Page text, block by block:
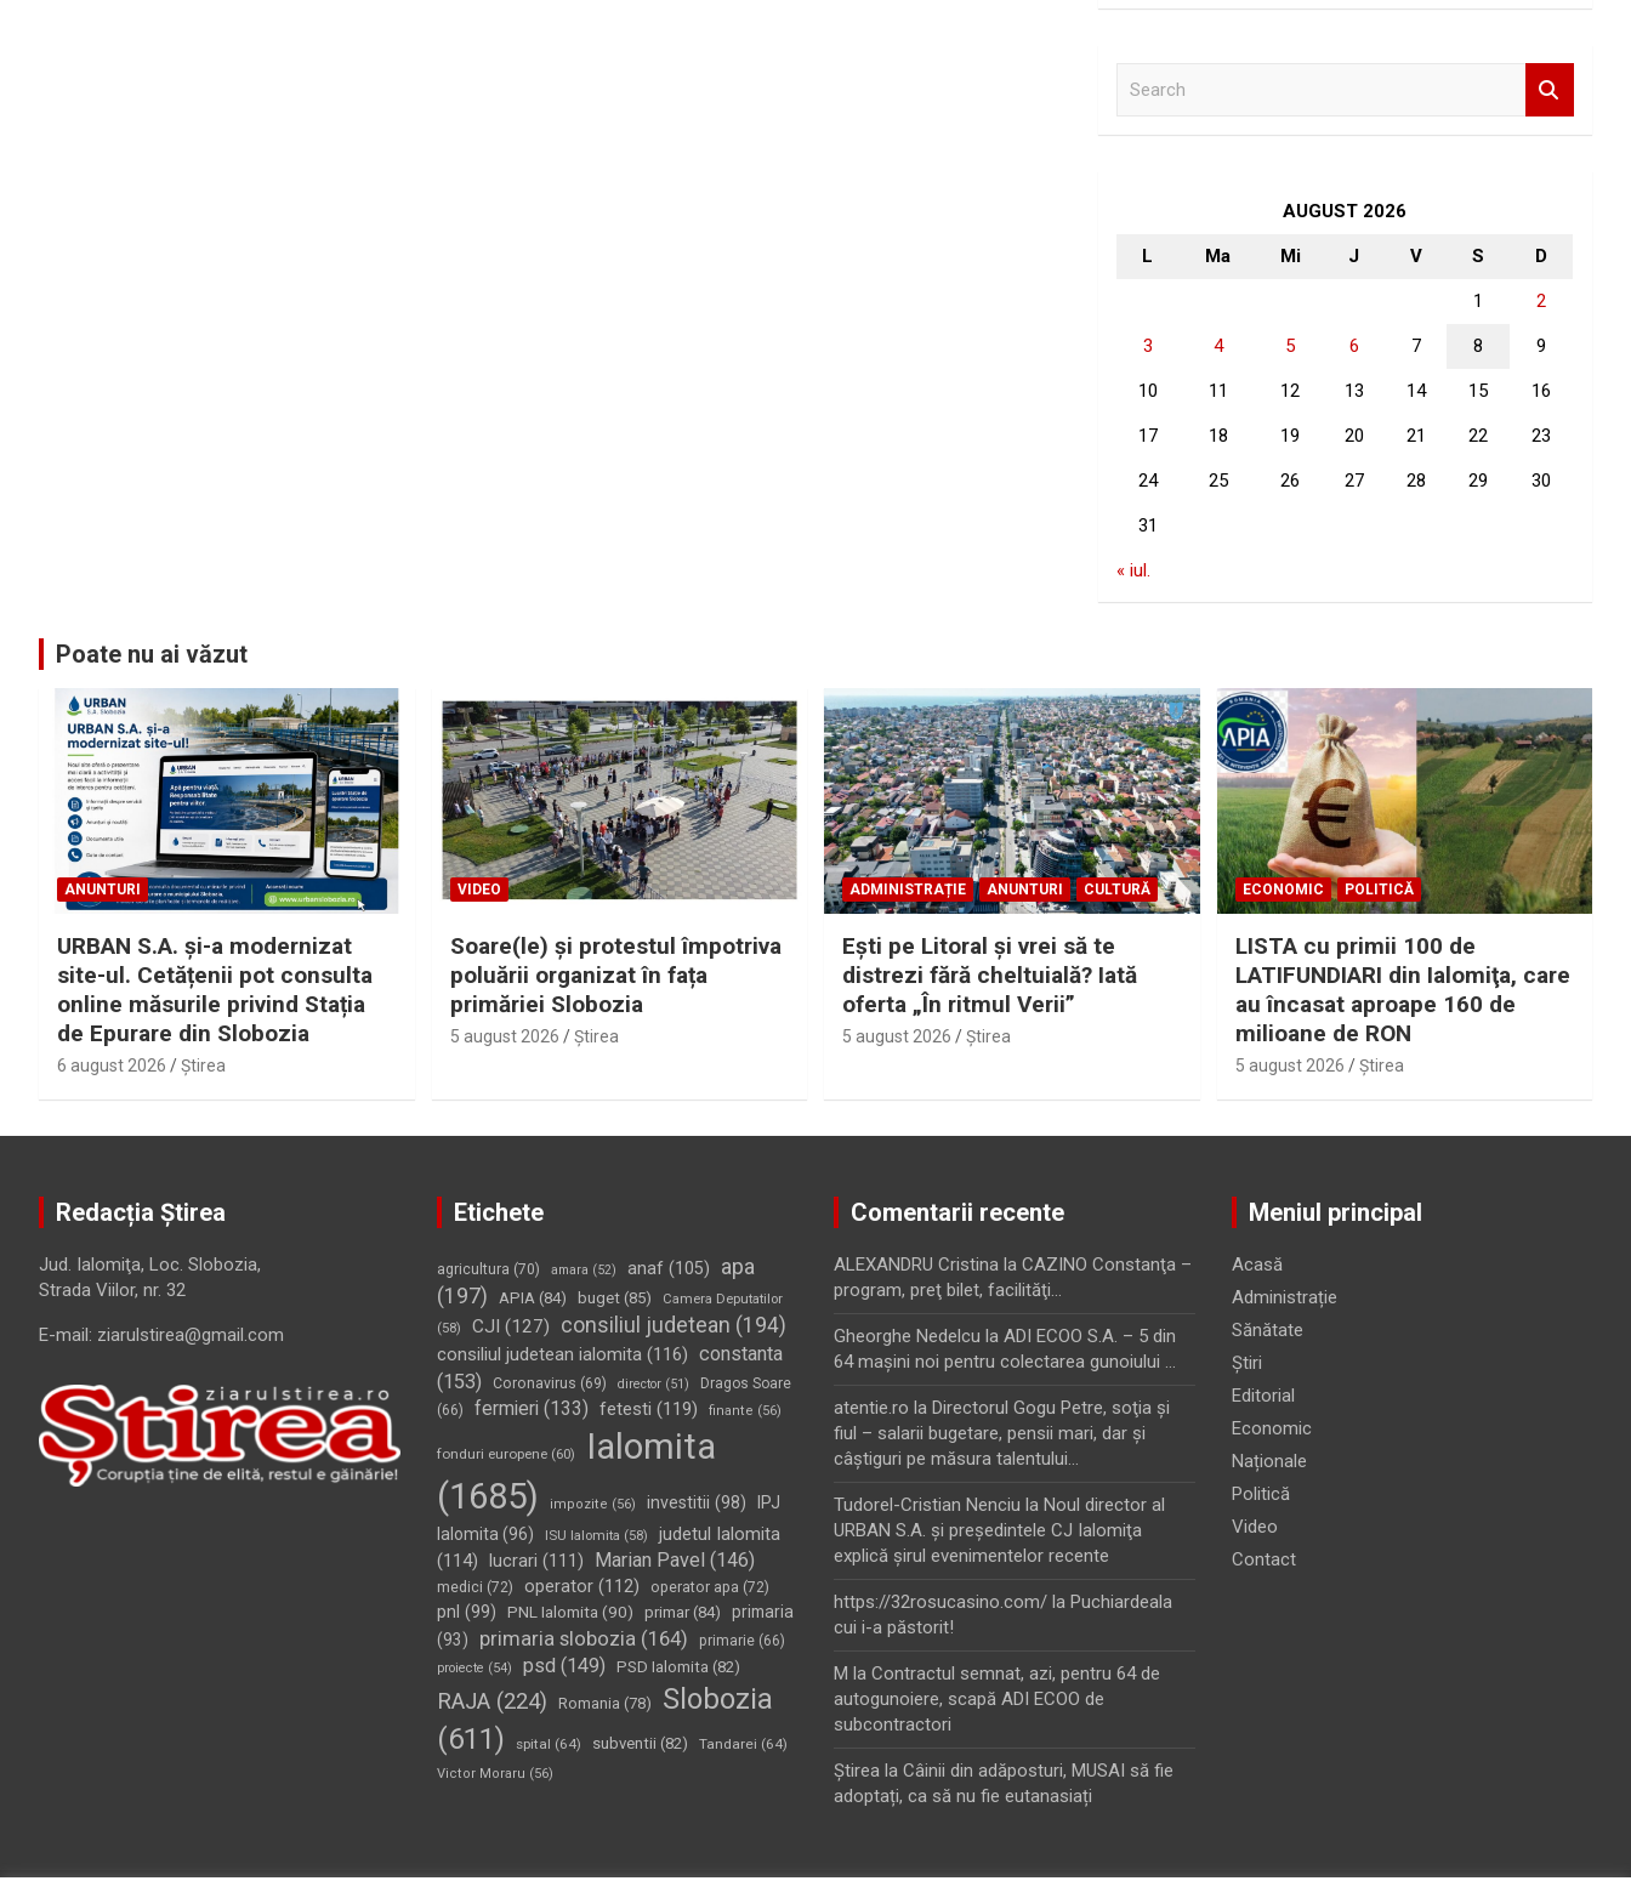
AUGUST 2026
L Ma Mi J V S D
1 2
3 4 5 6 7 8 9
10 11 12 13 14 15 16
17 18 19 20 21 22 23
24 25 26 27 28 29 30
31
« iul.
Poate nu ai văzut
ANUNTURI
URBAN S.A. și-a modernizat
site-ul. Cetățenii pot consulta
online măsurile privind Stația
de Epurare din Slobozia
6 august 2026 Ştirea
VIDEO
Soare(le) și protestul împotriva
poluării organizat în fața
primăriei Slobozia
5 august 2026 Ştirea
ADMINISTRAȚIE ANUNTURI CULTURĂ
Eşti pe Litoral şi vrei să te
distrezi fără cheltuială? Iată
oferta „În ritmul Verii”
5 august 2026 Ştirea
ECONOMIC POLITICĂ
LISTA cu primii 100 de
LATIFUNDIARI din Ialomiţa, care
au încasat aproape 160 de
milioane de RON
5 august 2026 Ştirea
Redacția Știrea
Jud. Ialomiţa, Loc. Slobozia,
Strada Viilor, nr. 32
E-mail: ziarulstirea@gmail.com
Etichete
agricultura (70) amara (52) anaf(105)
apa
(197)
APIA(84) buget(85)
Camera Deputatilor
(58)
CJI (127) consiliul judetean (194)
consiliul judetean ialomita(116) constanta
(153)
Coronavirus (69) director(51)
Dragos Soare
(66)
fermieri (133) fetesti (119) finante (56)
fonduri europene(60)
Ialomita
(1685)
impozite (56) investitii (98)
IPJ
Ialomita (96) ISU Ialomita (58)
judetul Ialomita
(114) lucrari (111) Marian Pavel (146)
medici (72) operator(112) operator apa (72)
pnl (99) PNL Ialomita (90) primar(84)
primaria
(93)
primaria slobozia(164) primarie(66)
proiecte (54) psd (149) PSD Ialomita (82)
RAJA(224) Romania (78)
Slobozia
(611)
spital (64) subventii (82) Tandarei (64)
Victor Moraru (56)
Comentarii recente
ALEXANDRU Cristina la CAZINO Constanţa –
program, preţ bilet, facilităţi…
Gheorghe Nedelcu la ADI ECOO S.A. – 5 din
64 maşini noi pentru colectarea gunoiului …
atentie.ro la Directorul Gogu Petre, soţia şi
fiul – salarii bugetare, pensii mari, dar şi
câştiguri pe măsura talentului…
Tudorel-Cristian Nenciu la Noul director al
URBAN S.A. şi preşedintele CJ Ialomiţa
explică şirul evenimentelor recente
https://32rosucasino.com/ la Puchiardeala
cui i-a păstorit!
M la Contractul semnat, azi, pentru 64 de
autogunoiere, scapă ADI ECOO de
subcontractori
Ştirea la Câinii din adăposturi, MUSAI să fie
adoptați, ca să nu fie eutanasiați
Meniul principal
Acasă
Administrație
Sănătate
Știri
Editorial
Economic
Naționale
Politică
Video
Contact